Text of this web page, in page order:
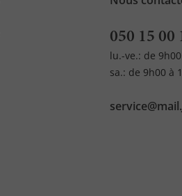
050 15 00
lu.-ve.: de
sa.: de 9h00 à